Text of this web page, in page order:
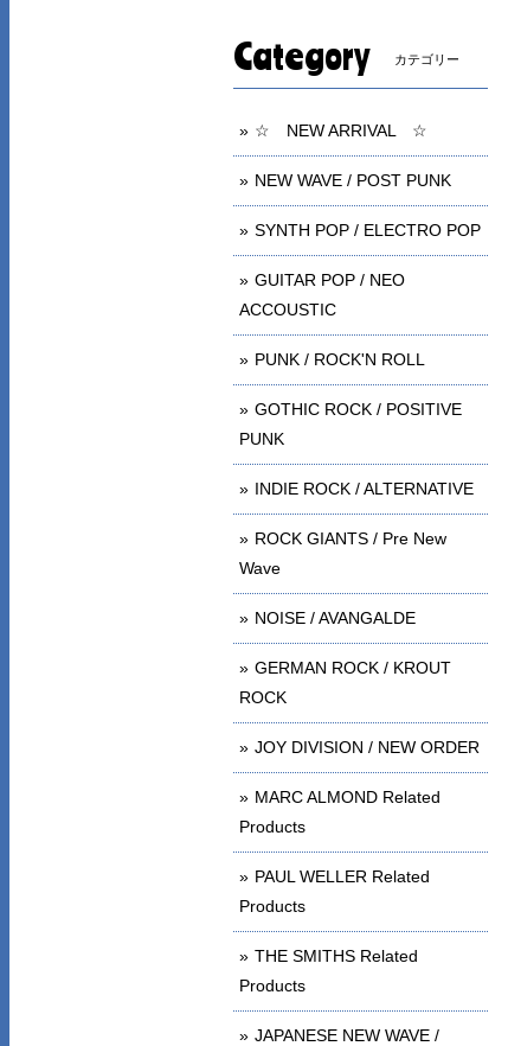
Category カテゴリー
☆ NEW ARRIVAL ☆
NEW WAVE / POST PUNK
SYNTH POP / ELECTRO POP
GUITAR POP / NEO
ACCOUSTIC
PUNK / ROCK'N ROLL
GOTHIC ROCK / POSITIVE
PUNK
INDIE ROCK / ALTERNATIVE
ROCK GIANTS / Pre New
Wave
NOISE / AVANGALDE
GERMAN ROCK / KROUT
ROCK
JOY DIVISION / NEW ORDER
MARC ALMOND Related
Products
PAUL WELLER Related
Products
THE SMITHS Related
Products
JAPANESE NEW WAVE /